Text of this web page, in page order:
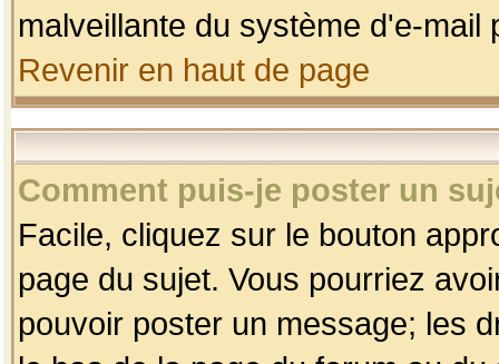
malveillante du système d'e-
Revenir en haut de page
Comment puis-je poster un
Facile, cliquez sur le bouton
page du sujet. Vous pourriez
pouvoir poster un message; les